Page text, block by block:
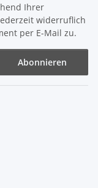
Ihrer
widerruflich
per E-Mail zu.
Abonnieren